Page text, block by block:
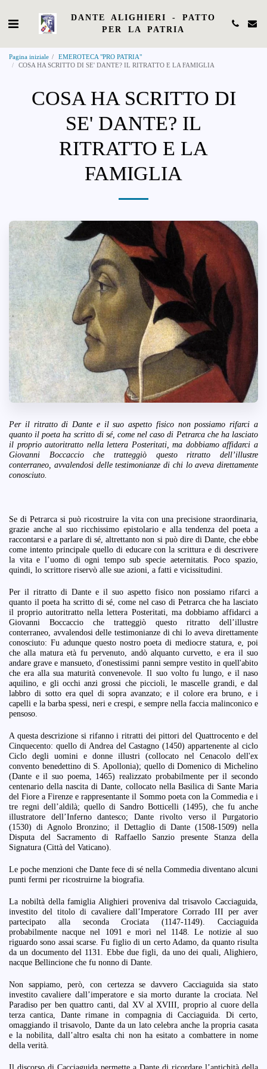
DANTE ALIGHIERI - PATTO
PER LA PATRIA
Pagina iniziale
EMEROTECA "PRO PATRIA"
COSA HA SCRITTO DI SE' DANTE? IL RITRATTO E LA FAMIGLIA
COSA HA SCRITTO DI
SE' DANTE? IL
RITRATTO E LA
FAMIGLIA
Per il ritratto di Dante e il suo aspetto fisico non possiamo rifarci a
quanto il poeta ha scritto di sé, come nel caso di Petrarca che ha lasciato
il proprio autoritratto nella lettera Posteritati, ma dobbiamo affidarci a
Giovanni Boccaccio che tratteggiò questo ritratto dell’illustre
conterraneo, avvalendosi delle testimonianze di chi lo aveva direttamente
conosciuto.
Se di Petrarca si può ricostruire la vita con una precisione straordinaria,
grazie anche al suo ricchissimo epistolario e alla tendenza del poeta a
raccontarsi e a parlare di sé, altrettanto non si può dire di Dante, che ebbe
come intento principale quello di educare con la scrittura e di descrivere
la vita e l’uomo di ogni tempo sub specie aeternitatis. Poco spazio,
quindi, lo scrittore riservò alle sue azioni, a fatti e vicissitudini.
Per il ritratto di Dante e il suo aspetto fisico non possiamo rifarci a
quanto il poeta ha scritto di sé, come nel caso di Petrarca che ha lasciato
il proprio autoritratto nella lettera Posteritati, ma dobbiamo affidarci a
Giovanni Boccaccio che tratteggiò questo ritratto dell’illustre
conterraneo, avvalendosi delle testimonianze di chi lo aveva direttamente
conosciuto: Fu adunque questo nostro poeta di mediocre statura, e, poi
che alla matura età fu pervenuto, andò alquanto curvetto, e era il suo
andare grave e mansueto, d'onestissimi panni sempre vestito in quell'abito
che era alla sua maturità convenevole. Il suo volto fu lungo, e il naso
aquilino, e gli occhi anzi grossi che piccioli, le mascelle grandi, e dal
labbro di sotto era quel di sopra avanzato; e il colore era bruno, e i
capelli e la barba spessi, neri e crespi, e sempre nella faccia malinconico e
pensoso.
A questa descrizione si rifanno i ritratti dei pittori del Quattrocento e del
Cinquecento: quello di Andrea del Castagno (1450) appartenente al ciclo
Ciclo degli uomini e donne illustri (collocato nel Cenacolo dell'ex
convento benedettino di S. Apollonia); quello di Domenico di Michelino
(Dante e il suo poema, 1465) realizzato probabilmente per il secondo
centenario della nascita di Dante, collocato nella Basilica di Sante Maria
del Fiore a Firenze e rappresentante il Sommo poeta con la Commedia e i
tre regni dell’aldilà; quello di Sandro Botticelli (1495), che fu anche
illustratore dell’Inferno dantesco; Dante rivolto verso il Purgatorio
(1530) di Agnolo Bronzino; il Dettaglio di Dante (1508-1509) nella
Disputa del Sacramento di Raffaello Sanzio presente Stanza della
Signatura (Città del Vaticano).
Le poche menzioni che Dante fece di sé nella Commedia diventano alcuni
punti fermi per ricostruirne la biografia.
La nobiltà della famiglia Alighieri proveniva dal trisavolo Cacciaguida,
investito del titolo di cavaliere dall’Imperatore Corrado III per aver
partecipato alla seconda Crociata (1147-1149). Cacciaguida
probabilmente nacque nel 1091 e morì nel 1148. Le notizie al suo
riguardo sono assai scarse. Fu figlio di un certo Adamo, da quanto risulta
da un documento del 1131. Ebbe due figli, da uno dei quali, Alighiero,
nacque Bellincione che fu nonno di Dante.
Non sappiamo, però, con certezza se davvero Cacciaguida sia stato
investito cavaliere dall’imperatore e sia morto durante la crociata. Nel
Paradiso per ben quattro canti, dal XV al XVIII, proprio al cuore della
terza cantica, Dante rimane in compagnia di Cacciaguida. Di certo,
omaggiando il trisavolo, Dante da un lato celebra anche la propria casata
e la nobilita, dall’altro esalta chi non ha esitato a combattere in nome
della verità.